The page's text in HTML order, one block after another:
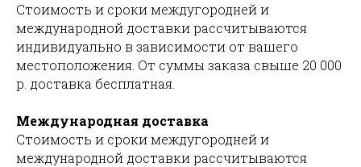
Стоимость и сроки междугородней и
международной доставки рассчитываются
индивидуально в зависимости от вашего
местоположения. От суммы заказа свыше 20 000
р. доставка бесплатная.
Международная доставка
Стоимость и сроки междугородней и
международной доставки рассчитываются